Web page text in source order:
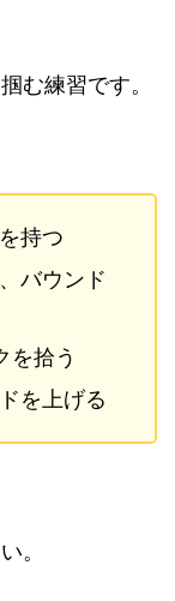
む練習です。
持つ
バウンド
を拾う
を上げる
。